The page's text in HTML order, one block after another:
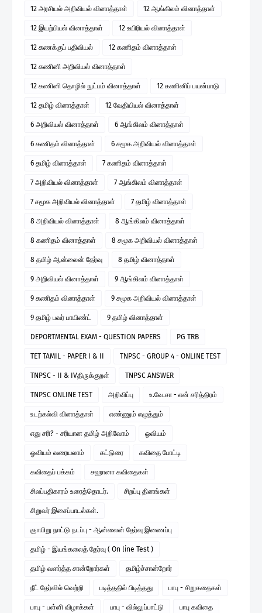
12 அரசியல் அறிவியல் வினாத்தாள் 12 ஆங்கிலம் வினாத்தாள்
12 இயற்பியல் வினாத்தாள் 12 உயிரியல் வினாத்தாள்
12 கணக்குப் பதிவியல் 12 கணிதம் வினாத்தாள்
12 கணினி அறிவியல் வினாத்தாள்
12 கணினி தொழில் நுட்பம் வினாத்தாள் 12 கணினிப் பயன்பாடு
12 தமிழ் வினாத்தாள் 12 வேதியியல் வினாத்தாள்
6 அறிவியல் வினாத்தாள் 6 ஆங்கிலம் வினாத்தாள்
6 கணிதம் வினாத்தாள் 6 சமூக அறிவியல் வினாத்தாள்
6 தமிழ் வினாத்தாள் 7 கணிதம் வினாத்தாள்
7 அறிவியல் வினாத்தாள் 7 ஆங்கிலம் வினாத்தாள்
7 சமூக அறிவியல் வினாத்தாள் 7 தமிழ் வினாத்தாள்
8 அறிவியல் வினாத்தாள் 8 ஆங்கிலம் வினாத்தாள்
8 கணிதம் வினாத்தாள் 8 சமூக அறிவியல் வினாத்தாள்
8 தமிழ் ஆன்லைன் தேர்வு 8 தமிழ் வினாத்தாள்
9 அறிவியல் வினாத்தாள் 9 ஆங்கிலம் வினாத்தாள்
9 கணிதம் வினாத்தாள் 9 சமூக அறிவியல் வினாத்தாள்
9 தமிழ் பவர் பாயிண்ட் 9 தமிழ் வினாத்தாள்
DEPORTMENTAL EXAM - QUESTION PAPERS PG TRB
TET TAMIL - PAPER I & II TNPSC - GROUP 4 - ONLINE TEST
TNPSC - II & IVதிருக்குறள் TNPSC ANSWER
TNPSC ONLINE TEST அறிவிப்பு உ.வே.சா - என் சரித்திரம்
உடற்கல்வி வினாத்தாள் எண்ணும் எழுத்தும்
எது சரி? - சரியான தமிழ் அறிவோம் ஓவியம்
ஓவியம் வரையலாம் கட்டுரை கவிதை போட்டி
கவிதைப் பக்கம் சஹானா கவிதைகள்
சிலப்பதிகாரம் உரைத்தொடர். சிறப்பு தினங்கள்
சிறுவர் இசைப்பாடல்கள்.
ஞாயிறு நாட்டு நடப்பு - ஆன்லைன் தேர்வு இணைப்பு
தமிழ் - இயங்கலைத் தேர்வு ( On line Test )
தமிழ் வளர்த்த சான்றோர்கள் தமிழ்ச்சான்றோர்
நீட் தேர்வில் வெற்றி படித்ததில் பிடித்தது பாபு - சிறுகதைகள்
பாபு - பள்ளி விழாக்கள் பாபு - வில்லுப்பாட்டு பாபு கவிதை